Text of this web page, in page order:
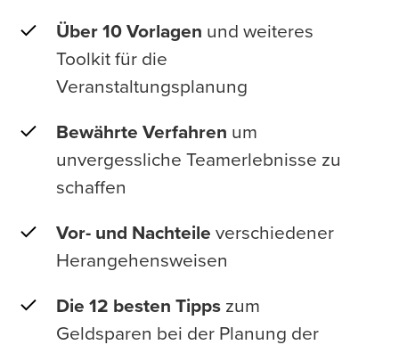
Über 10 Vorlagen und weiteres
Toolkit für die
Veranstaltungsplanung
Bewährte Verfahren um
unvergessliche Teamerlebnisse zu
schaffen
Vor- und Nachteile verschiedener
Herangehensweisen
Die 12 besten Tipps zum
Geldsparen bei der Planung der